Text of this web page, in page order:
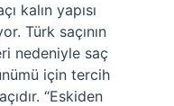
kalın yapısı
Türk saçının
nedeniyle saç
için tercih
“Eskiden